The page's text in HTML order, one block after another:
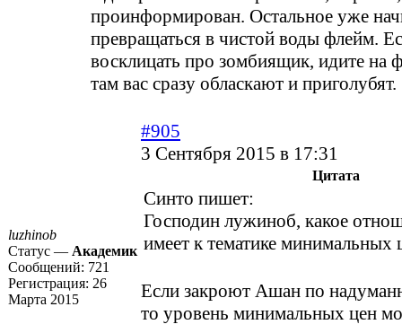
проинформирован. Остальное уже
превращаться в чистой воды флейм.
восклицать про зомбиящик, идите
там вас сразу обласкают и приголубят.
luzhinob
Статус — Академик
Сообщений: 721
Регистрация: 26
Марта 2015
#905
3 Сентября 2015 в 17:31
Цитата
Синто пишет:
Господин лужиноб, какое
имеет к тематике минимальных
Если закроют Ашан по
то уровень минимальных цен